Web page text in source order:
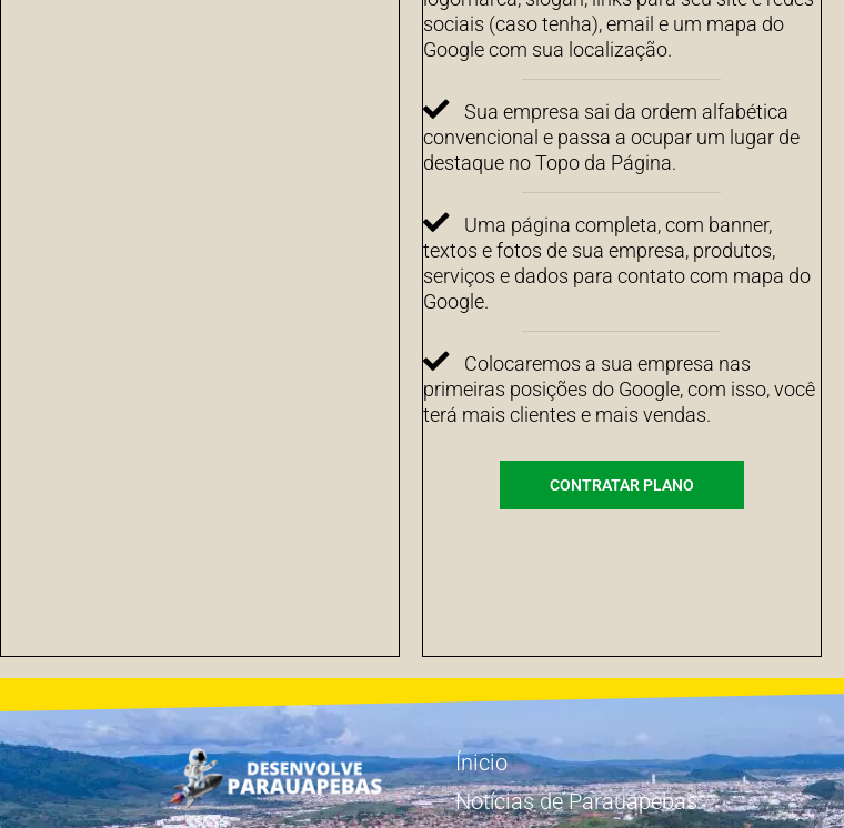
sociais (caso tenha), email e um mapa do
Google com sua localização.
Sua empresa sai da ordem alfabética
convencional e passa a ocupar um lugar de
destaque no Topo da Página.
Uma página completa, com banner,
textos e fotos de sua empresa, produtos,
serviços e dados para contato com mapa do
Google.
Colocaremos a sua empresa nas
primeiras posições do Google, com isso, você
terá mais clientes e mais vendas.
CONTRATAR PLANO
Ínicio
Notícias de Parauapebas